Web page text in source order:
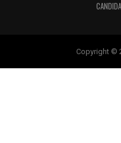
Copyright ©